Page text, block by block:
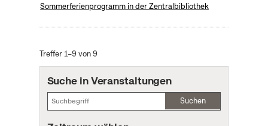
Sommerferienprogramm in der Zentralbibliothek
Treffer 1–9 von 9
Suche in Veranstaltungen
Suchen